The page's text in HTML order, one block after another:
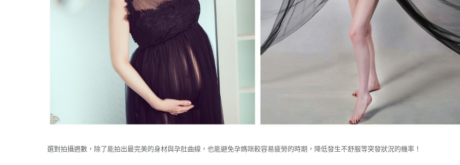
選對拍攝週數，除了能拍出最完美的身材與孕肚曲線，也能避免孕媽咪較容易疲勞的時期，降低發生不舒服等突發狀況的機率！